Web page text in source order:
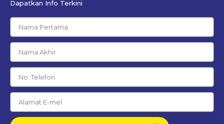
Dapatkan Info Terkini